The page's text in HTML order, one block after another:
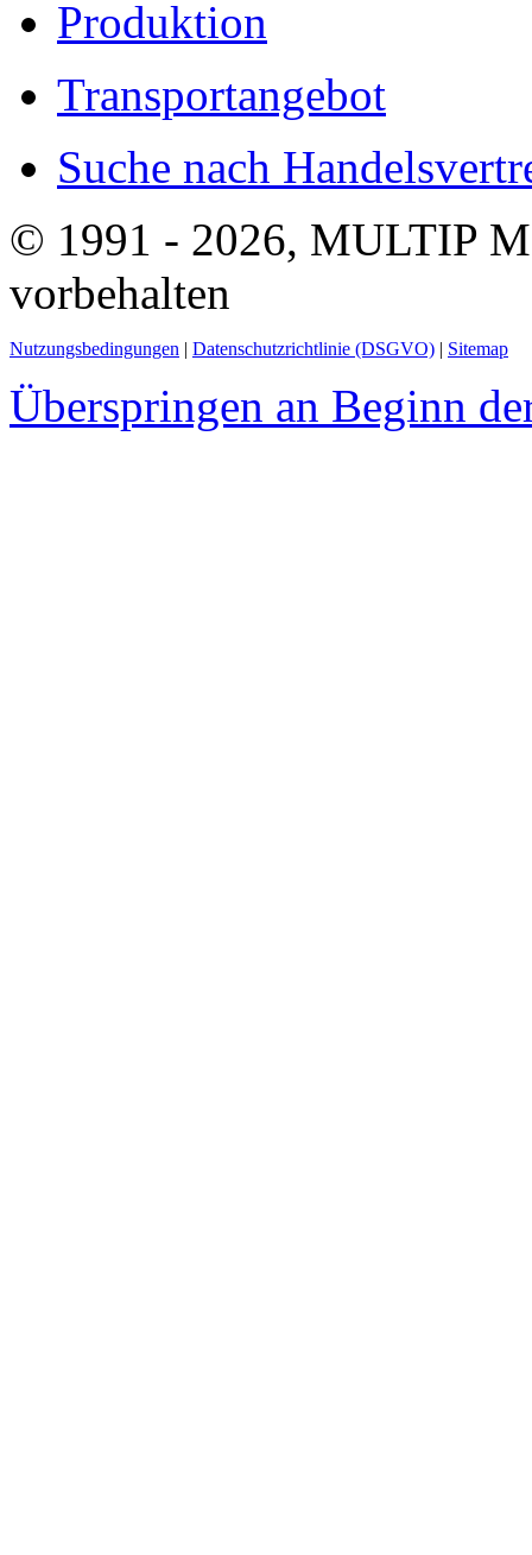
Produktion
Transportangebot
Suche nach
© 1991 - 2026, MULTIP
vorbehalten
Nutzungsbedingungen | Datenschutzrichtlinie (DSGVO) | Sitemap
Überspringen an Beginn